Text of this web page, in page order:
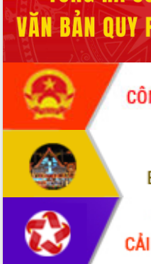
công tỉnh
Đắk Lắk: Tôn vinh 46 giải pháp tại Hội
thi Sáng tạo Kỹ thuật 2024 - 2025
Đắk Lắk rà soát, điều chỉnh Đề án 190
về phát triển nuôi trồng thủy sản
Phó Chủ tịch UBND tỉnh Đắk Lắk
Trương Công Thái kiểm tra thực địa
Dự án cao tốc Khánh Hòa - Buôn Ma
Thuột
Định vị cà phê Việt Nam như một “di
sản sống” trong dòng chảy toàn cầu
Xây dựng nông thôn mới: Nâng cao đời
sống người dân từ những mô hình thiết
Quyết liệt tháo gỡ vướng mắc, đẩy
nhanh tiến độ các dự án trọng điểm
trong Khu kinh tế Nam Phú Yên